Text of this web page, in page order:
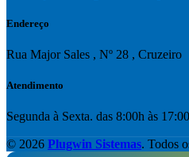
Endereço
Rua Major Sales , Nº 28 , Cruzeiro
Atendimento
Segunda à Sexta. das 8:00h às
© 2026 Plugwin Sistemas. Todos